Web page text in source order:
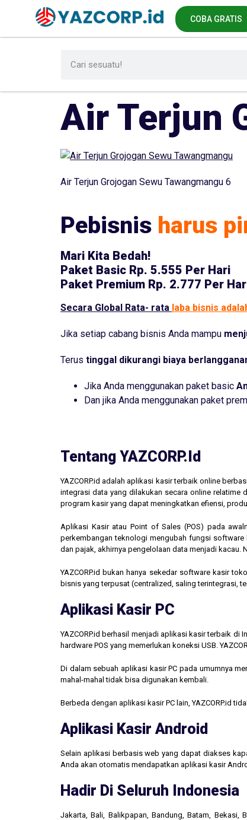
COBA GRATIS
Air Terjun
Air Terjun Grojogan Sewu Tawangmangu 6
Pebisnis harus
Mari Kita Bedah!
Paket Basic Rp. 5.555 Per Hari
Paket Premium Rp. 2.777 Per
Secara Global Rata- rata laba bisnis
Jika setiap cabang bisnis Anda mampu
Terus tinggal dikurangi biaya
Jika Anda menggunakan paket basic
Dan jika Anda menggunakan paket
Tentang YAZCORP.id
YAZCORP.id adalah aplikasi kasir terbaik online
integrasi data yang dilakukan secara online relatime
program kasir yang dapat meningkatkan efiensi,
Aplikasi Kasir atau Point of Sales (POS) pada
perkembangan teknologi mengubah fungsi
dan pajak, akhirnya pengelolaan data menjadi kacau.
YAZCORP.id bukan hanya sekedar software kasir
bisnis yang terpusat (centralized, saling terintegrasi,
Aplikasi Kasir PC
YAZCORP.id berhasil menjadi aplikasi kasir terbaik
hardware POS yang memerlukan koneksi USB.
Di dalam sebuah aplikasi kasir PC pada umumnya
mahal-mahal tidak bisa digunakan kembali.
Berbeda dengan aplikasi kasir PC lain, YAZCORP.id
Aplikasi Kasir Android
Selain aplikasi berbasis web yang dapat diakses
Anda akan otomatis mendapatkan aplikasi kasir
Hadir Di Seluruh Indonesia
Jakarta, Bali, Balikpapan, Bandung, Batam, Bekasi,